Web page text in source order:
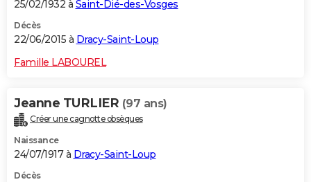
25/02/1932 à Saint-Dié-des-Vosges
Décès
22/06/2015 à Dracy-Saint-Loup
Famille LABOUREL
Jeanne TURLIER (97 ans)
Créer une cagnotte obsèques
Naissance
24/07/1917 à Dracy-Saint-Loup
Décès